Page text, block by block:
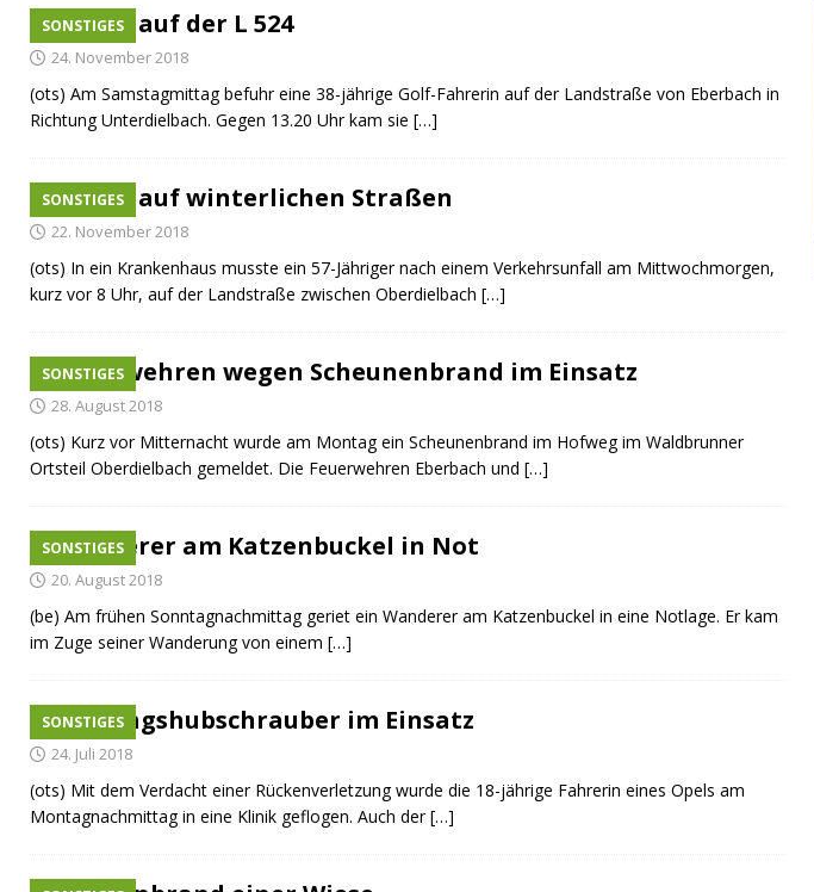
SONSTIGES
Unfall auf der L 524
24. November 2018
(ots) Am Samstagmittag befuhr eine 38-jährige Golf-Fahrerin auf der Landstraße von Eberbach in
Richtung Unterdielbach. Gegen 13.20 Uhr kam sie […]
SONSTIGES
Unfall auf winterlichen Straßen
22. November 2018
(ots) In ein Krankenhaus musste ein 57-Jähriger nach einem Verkehrsunfall am Mittwochmorgen,
kurz vor 8 Uhr, auf der Landstraße zwischen Oberdielbach […]
SONSTIGES
Feuerwehren wegen Scheunenbrand im Einsatz
28. August 2018
(ots) Kurz vor Mitternacht wurde am Montag ein Scheunenbrand im Hofweg im Waldbrunner
Ortsteil Oberdielbach gemeldet. Die Feuerwehren Eberbach und […]
SONSTIGES
Wanderer am Katzenbuckel in Not
20. August 2018
(be) Am frühen Sonntagnachmittag geriet ein Wanderer am Katzenbuckel in eine Notlage. Er kam
im Zuge seiner Wanderung von einem […]
SONSTIGES
Rettungshubschrauber im Einsatz
24. Juli 2018
(ots) Mit dem Verdacht einer Rückenverletzung wurde die 18-jährige Fahrerin eines Opels am
Montagnachmittag in eine Klinik geflogen. Auch der[…]